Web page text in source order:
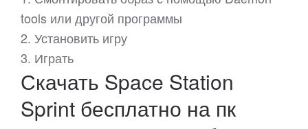
tools или другой программы
2. Установить игру
3. Играть
Скачать Space Station
Sprint бесплатно на пк